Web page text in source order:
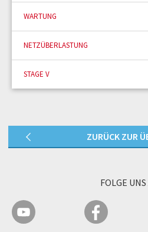
WARTUNG
NETZÜBERLASTUNG
STAGE V
ZURÜCK ZUR
FOLGE